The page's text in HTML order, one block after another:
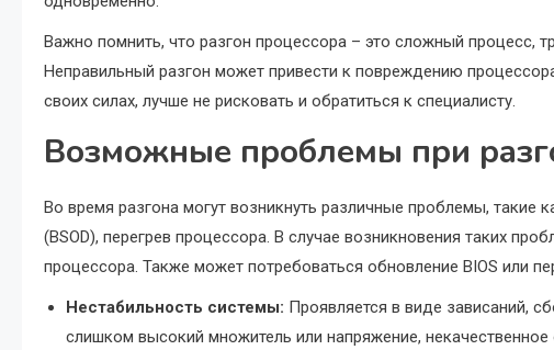
Важно помнить, что разгон процессора – это сложный процесс,
Неправильный разгон может привести к повреждению
своих силах, лучше не рисковать и обратиться к специалисту.
Возможные проблемы при
Во время разгона могут возникнуть различные проблемы, такие
(BSOD), перегрев процессора. В случае возникновения таких
процессора. Также может потребоваться обновление BIOS или
Нестабильность системы: Проявляется в виде зависаний,
слишком высокий множитель или напряжение,